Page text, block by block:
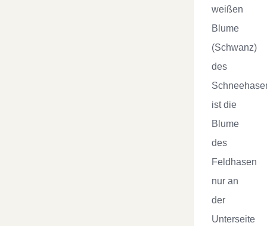
weißen
Blume
(Schwanz)
des
ist die
Blume
des
Feldhasen
nur an
der
Unterseite